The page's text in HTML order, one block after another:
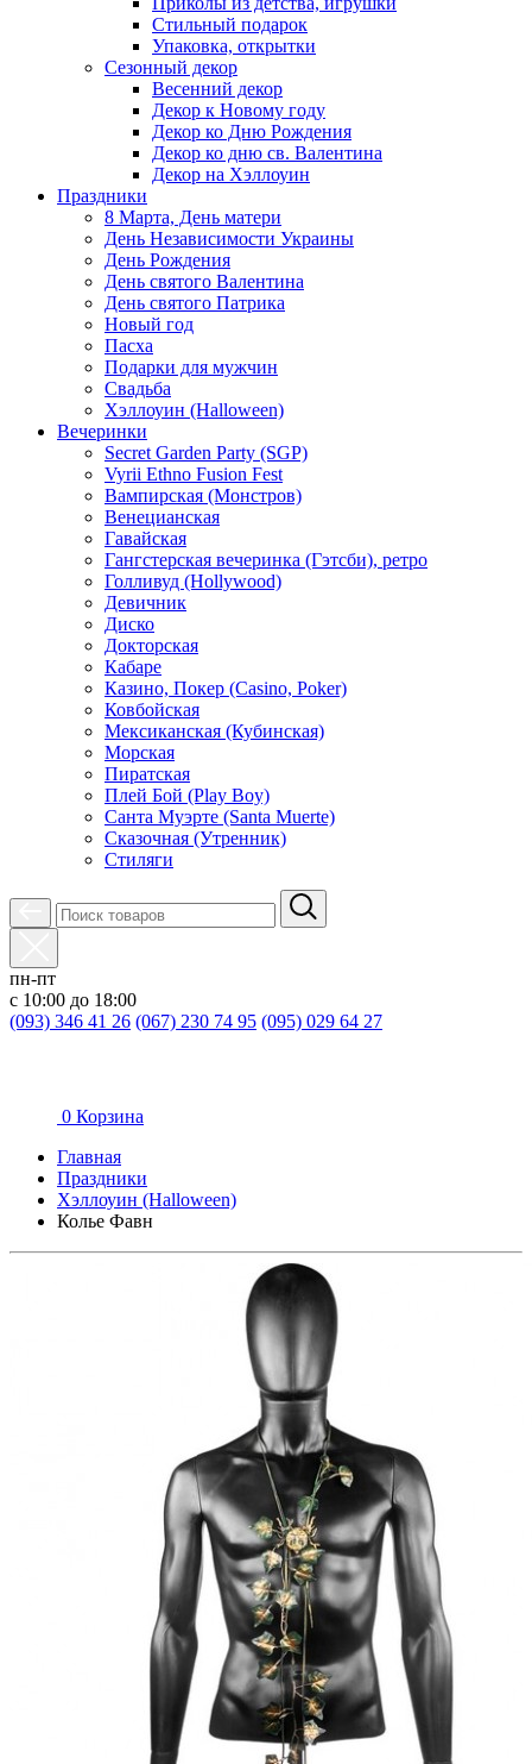
Стильный подарок
Упаковка, открытки
Сезонный декор
Весенний декор
Декор к Новому году
Декор ко Дню Рождения
Декор ко дню св. Валентина
Декор на Хэллоуин
Праздники
8 Марта, День матери
День Независимости Украины
День Рождения
День святого Валентина
День святого Патрика
Новый год
Пасха
Подарки для мужчин
Свадьба
Хэллоуин (Halloween)
Вечеринки
Secret Garden Party (SGP)
Vyrii Ethno Fusion Fest
Вампирская (Монстров)
Венецианская
Гавайская
Гангстерская вечеринка (Гэтсби), ретро
Голливуд (Hollywood)
Девичник
Диско
Докторская
Кабаре
Казино, Покер (Casino, Poker)
Ковбойская
Мексиканская (Кубинская)
Морская
Пиратская
Плей Бой (Play Boy)
Санта Муэрте (Santa Muerte)
Сказочная (Утренник)
Стиляги
пн-пт
с 10:00 до 18:00
(093) 346 41 26 (067) 230 74 95 (095) 029 64 27
0 Корзина
Главная
Праздники
Хэллоуин (Halloween)
Колье Фавн